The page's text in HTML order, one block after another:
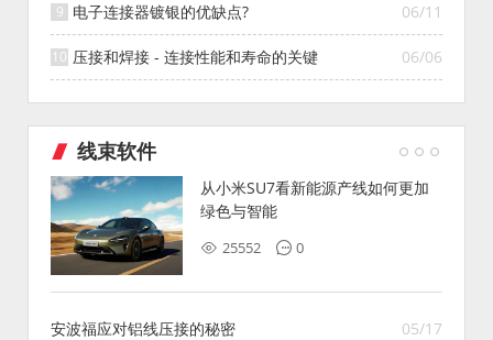
06/11
电子连接器镀银的优缺点?
06/06
压接和焊接 - 连接性能和寿命的关键
线束软件
从小米SU7看新能源产线如何更加
绿色与智能
25552 0
05/17
安波福应对铝线压接的秘密